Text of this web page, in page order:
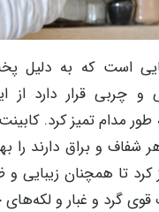
است که به دلیل
و چربی قرار دارد از
طور مدام تمیز کرد.
شفاف و براق دارند را
تا همچنان زیبایی و
قوی گرد و غبار و لکه‌های